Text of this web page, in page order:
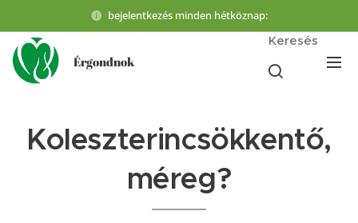
bejelentkezés minden hétköznap:
Érgondnok
Keresés
Koleszterincsökkentő,
méreg?